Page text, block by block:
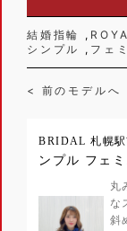
結婚指輪
シンプル
フェ
< 前のモデルへ
BRIDAL 札幌駅
ンプル フェ
丸
な
斜